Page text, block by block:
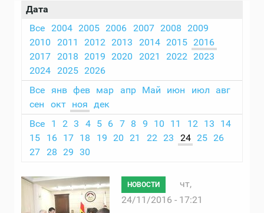
Дата
Все
2004 2005 2006 2007 2008
2009
2010
2011 2012 2013 2014 2015 2016
2017
2018 2019 2020 2021 2022 2023
2024
2025
2026
Все янв фев мар апр Май июн июл
авг
сен
окт ноя дек
Все
1 2 3 4 5 6 7 8 9 10 11 12 13
14
15
16 17 18 19 20 21 22 23 24 25 26
27
28 29 30
НОВОСТИ
чт,
24/11/2016 - 17:21